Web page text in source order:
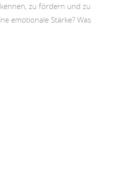
zu fördern und zu
emotionale Stärke? Was